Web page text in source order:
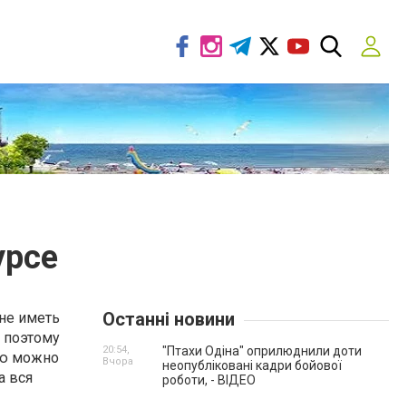
иметь
можно
вся
Останні новини
"Птахи Одіна" оприлюднили доти
неопубліковані кадри бойової
роботи, - ВІДЕО
20:54,
Вчора